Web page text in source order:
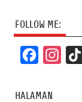
FOLLOW ME:
c
HALAMAN